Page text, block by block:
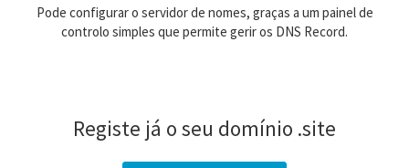
Pode configurar o servidor de nomes, graças a um painel de
controlo simples que permite gerir os DNS Record.
Registe já o seu domínio .site